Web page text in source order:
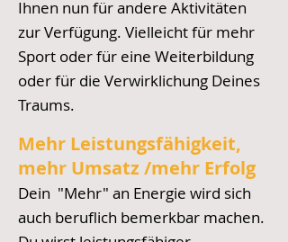
Ihnen nun für andere Aktivitäten
zur Verfügung. Vielleicht für mehr
Sport oder für eine Weiterbildung
oder für die Verwirklichung Deines
Traums.
Mehr Leistungsfähigkeit,
mehr Umsatz /mehr Erfolg
Dein "Mehr" an Energie wird sich
auch beruflich bemerkbar machen.